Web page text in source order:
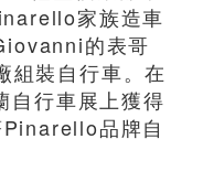
家族造車
的表哥
裝自行車。在
自行車展上獲得
品牌自